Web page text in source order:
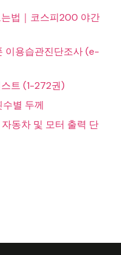
법｜코스피200 야간
이용습관진단조사 (e-
트 (1-272권)
별 두께
동차 및 모터 출력 단